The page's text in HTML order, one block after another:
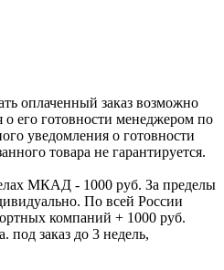
оплаченный заказ возможно
о его готовности менеджером по
уведомления о готовности
товара не гарантируется.
МКАД - 1000 руб. За пределы
По всей России
компаний + 1000 руб.
под заказ до 3 недель,